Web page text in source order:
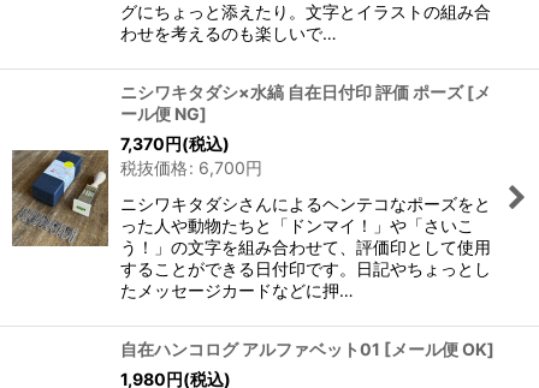
グにちょっと添えたり。文字とイラストの組み合
わせを考えるのも楽しいで…
ニシワキタダシ×水縞 自在日付印 評価 ポーズ [メ
ール便 NG]
7,370円(税込)
税抜価格: 6,700円
ニシワキタダシさんによるヘンテコなポーズをと
った人や動物たちと「ドンマイ！」や「さいこ
う！」の文字を組み合わせて、評価印として使用
することができる日付印です。日記やちょっとし
たメッセージカードなどに押…
自在ハンコログ アルファベット01 [メール便 OK]
1,980円(税込)